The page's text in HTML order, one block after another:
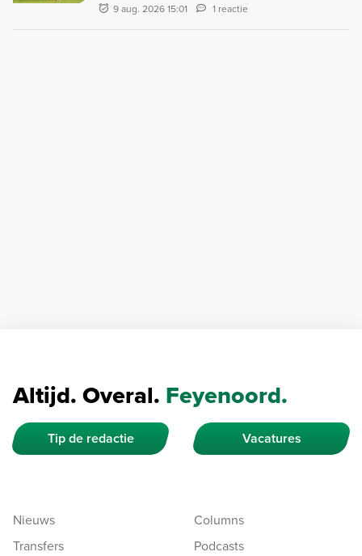
9 aug. 2026 15:01 1 reactie
Altijd. Overal. Feyenoord.
Tip de redactie Vacatures
Nieuws
Transfers
Columns
Podcasts